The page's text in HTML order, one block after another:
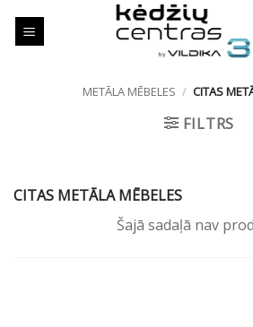
METĀLA MĒBELES / CITAS
FILTRS
CITAS METĀLA MĒBELES
Šajā sadaļā nav